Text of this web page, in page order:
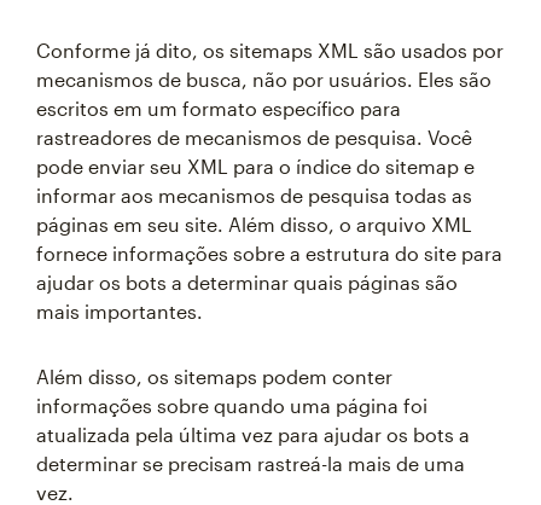
Conforme já dito, os sitemaps XML são usados por
mecanismos de busca, não por usuários. Eles são
escritos em um formato específico para
rastreadores de mecanismos de pesquisa. Você
pode enviar seu XML para o índice do sitemap e
informar aos mecanismos de pesquisa todas as
páginas em seu site. Além disso, o arquivo XML
fornece informações sobre a estrutura do site para
ajudar os bots a determinar quais páginas são
mais importantes.
Além disso, os sitemaps podem conter
informações sobre quando uma página foi
atualizada pela última vez para ajudar os bots a
determinar se precisam rastreá-la mais de uma
vez.